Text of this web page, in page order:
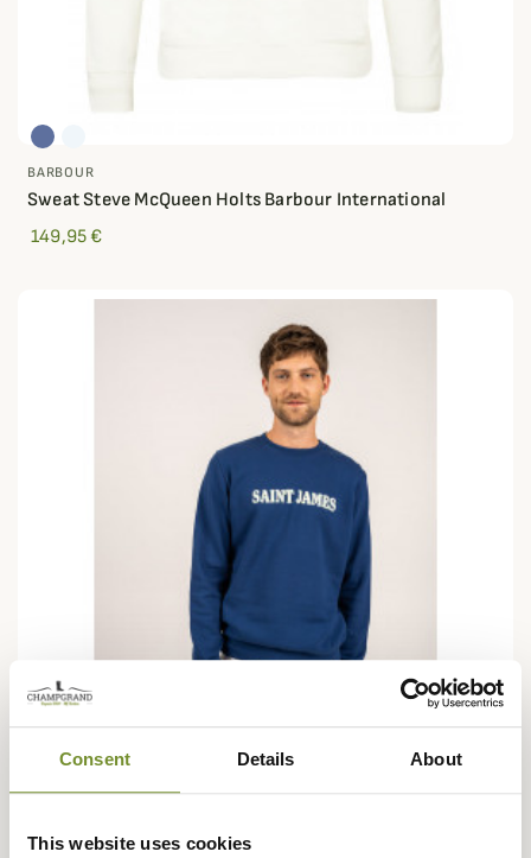
Consent Details About
This website uses cookies
BARBOUR
Sweat Steve McQueen Holts Barbour International
149,95 €
Sweat Solal Saint James